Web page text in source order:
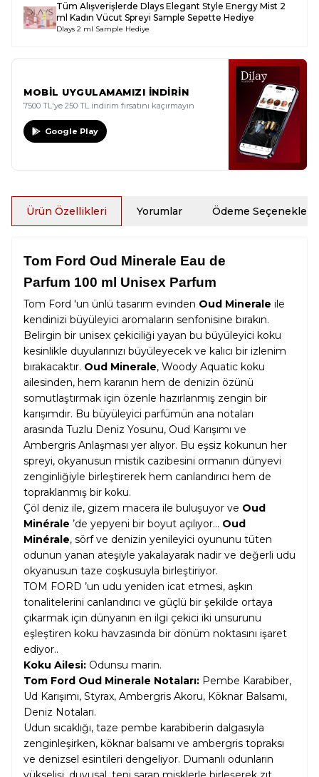
Tüm Alışverişlerde Dlays Elegant Style Energy Mist 2
ml Kadın Vücut Spreyi Sample Sepette Hediye
Dlays 2 ml Sample Hediye
MOBİL UYGULAMAMIZI İNDİRİN
7500 TL'ye 250 TL indirim fırsatını kaçırmayın
Google Play
Ürün Özellikleri Yorumlar Ödeme Seçenekleri
Tom Ford Oud Minerale Eau de
Parfum 100 ml Unisex Parfum
Tom Ford 'un ünlü tasarım evinden Oud Minerale ile
kendinizi büyüleyici aromaların senfonisine bırakın.
Belirgin bir unisex çekiciliği yayan bu büyüleyici koku
kesinlikle duyularınızı büyüleyecek ve kalıcı bir izlenim
bırakacaktır. Oud Minerale, Woody Aquatic koku
ailesinden, hem karanın hem de denizin özünü
somutlaştırmak için özenle hazırlanmış zengin bir
karışımdır. Bu büyüleyici parfümün ana notaları
arasında Tuzlu Deniz Yosunu, Oud Karışımı ve
Ambergris Anlaşması yer alıyor. Bu eşsiz kokunun her
spreyi, okyanusun mistik cazibesini ormanın dünyevi
zenginliğiyle birleştirerek hem canlandırıcı hem de
topraklanmış bir koku.
Çöl deniz ile, gizem macera ile buluşuyor ve Oud
Minérale ’de yepyeni bir boyut açılıyor... Oud
Minérale, sörf ve denizin yenileyici oyununu tüten
odunun yanan ateşiyle yakalayarak nadir ve değerli udu
okyanusun taze coşkusuyla birleştiriyor.
TOM FORD ’un udu yeniden icat etmesi, aşkın
tonalitelerini canlandırıcı ve güçlü bir şekilde ortaya
çıkarmak için dünyanın en ilgi çekici iki unsurunu
eşleştiren koku havzasında bir dönüm noktasını işaret
ediyor..
Koku Ailesi: Odunsu marin.
Tom Ford Oud Minerale Notaları: Pembe Karabiber,
Ud Karışımı, Styrax, Ambergris Akoru, Köknar Balsamı,
Deniz Notaları.
Udun sıcaklığı, taze pembe karabiberin dalgasıyla
zenginleşirken, köknar balsamı ve ambergris topraksı
ve denizsel esintileri dengeliyor. Dumanlı odunların